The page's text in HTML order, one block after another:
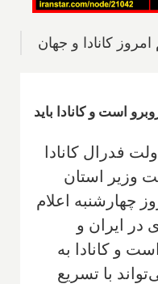
است و کانادا باید
فدرال کانادا
وزیر استان
چهارشنبه اعلام
در ایران و
و کانادا به
با تسریع